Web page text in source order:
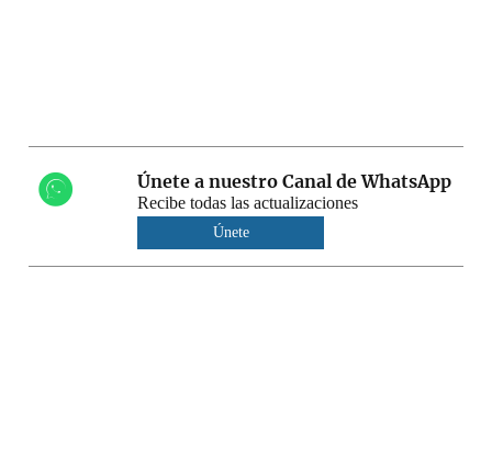
Únete a nuestro Canal de WhatsApp
Recibe todas las actualizaciones
Únete